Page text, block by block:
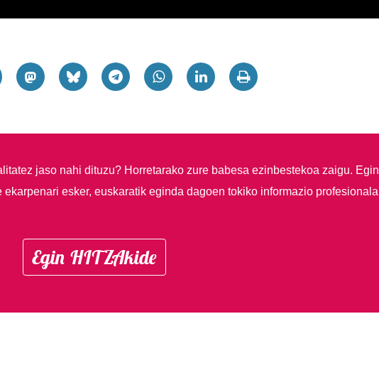
jaso nahi dituzu? Horretarako zure babesa ezinbestekoa zaigu. Egin
ekarpenari esker, euskaratik eginda dagoen tokiko informazio profesionala
Egin HITZAkide